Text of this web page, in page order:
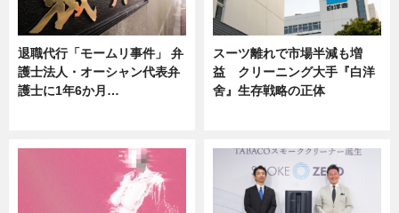
退職代行「モームリ事件」 弁
護士法人・オーシャン代表弁
護士に1年6か月…
スーツ離れで市場半減も増
益 クリーニング大手『白洋
舍』生存戦略の正体